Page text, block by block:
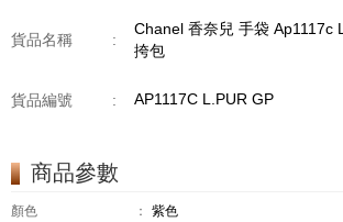
貨品名稱 :
Chanel 香奈兒 手袋 Ap1117c
挎包
貨品編號 : AP1117C L.PUR GP
商品參數
顏色 ： 紫色